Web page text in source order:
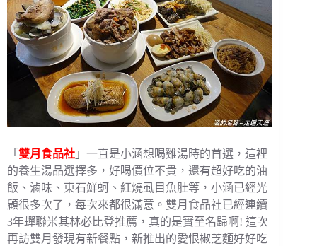
「 雙月食品社 」一直是小涵想喝雞湯時的首選，這裡
的養生湯品選擇多，好喝價位不貴，還有超好吃的油
飯、滷味、東石鮮蚵、紅燒虱目魚肚等，小涵已經光
顧很多次了，每次來都很滿意。雙月食品社已經連續
3年蟬聯米其林必比登推薦，真的是實至名歸啊! 這次
再訪雙月發現有新餐點，新推出的愛恨椒芝麵好好吃